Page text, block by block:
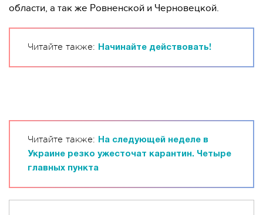
области, а так же Ровненской и Черновецкой.
Читайте также: Начинайте действовать!
Читайте также:
На следующей неделе в
Украине резко ужесточат карантин. Четыре
главных пункта